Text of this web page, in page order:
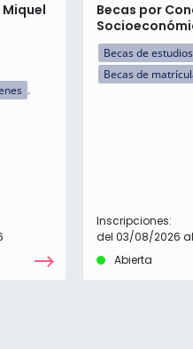
Miquel
Becas por
Becas de estudios
Becas de
Inscripciones:
del 03/08/2026
Abierta